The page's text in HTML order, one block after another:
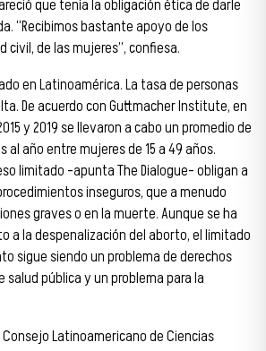
que tenía la obligación ética de darle
“Recibimos bastante apoyo de los
civil, de las mujeres”, confiesa.
en Latinoamérica. La tasa de personas
De acuerdo con Guttmacher Institute, en
y 2019 se llevaron a cabo un promedio de
al año entre mujeres de 15 a 49 años.
limitado –apunta The Dialogue– obligan a
inseguros, que a menudo
graves o en la muerte. Aunque se ha
a la despenalización del aborto, el limitado
sigue siendo un problema de derechos
salud pública y un problema para la
Latinoamericano de Ciencias